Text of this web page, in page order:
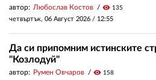
автор: Любослав Костов visibility 135
четвъртък, 06 Август 2026 / 12:55
Да си припомним истинските
"Козлодуй"
автор: Румен Овчаров visibility 158